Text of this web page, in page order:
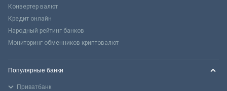
Конвертер валют
Кредит онлайн
Народный рейтинг банков
Мониторинг обменников криптовалют
Популярные банки
Приватбанк